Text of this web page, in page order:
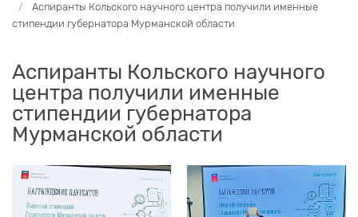
Аспиранты Кольского научного центра получили именные
стипендии губернатора Мурманской области
Аспиранты Кольского научного
центра получили именные
стипендии губернатора
Мурманской области